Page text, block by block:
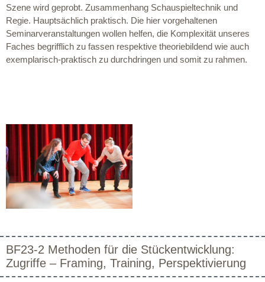
Szene wird geprobt. Zusammenhang Schauspieltechnik und
Regie. Hauptsächlich praktisch. Die hier vorgehaltenen
Seminarveranstaltungen wollen helfen, die Komplexität unseres
Faches begrifflich zu fassen respektive theoriebildend wie auch
exemplarisch-praktisch zu durchdringen und somit zu rahmen.
BF23-2 Methoden für die Stückentwicklung:
Zugriffe – Framing, Training, Perspektivierung